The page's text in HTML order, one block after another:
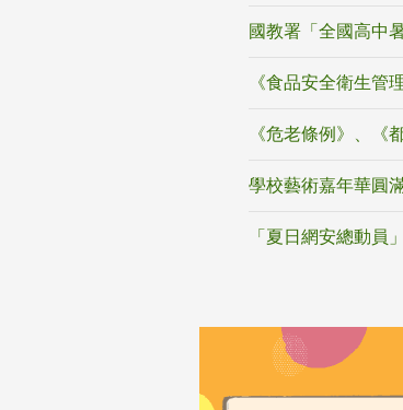
國教署「全國高中
《食品安全衛生管
《危老條例》、《
學校藝術嘉年華圓
「夏日網安總動員